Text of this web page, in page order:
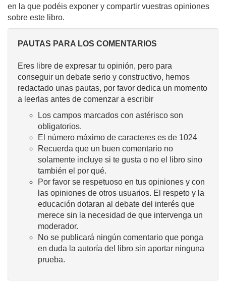
en la que podéis exponer y compartir vuestras opiniones
sobre este libro.
PAUTAS PARA LOS COMENTARIOS
Eres libre de expresar tu opinión, pero para
conseguir un debate serio y constructivo, hemos
redactado unas pautas, por favor dedica un momento
a leerlas antes de comenzar a escribir
Los campos marcados con astérisco son
obligatorios.
El número máximo de caracteres es de 1024
Recuerda que un buen comentario no
solamente incluye si te gusta o no el libro sino
también el por qué.
Por favor se respetuoso en tus opiniones y con
las opiniones de otros usuarios. El respeto y la
educación dotaran al debate del interés que
merece sin la necesidad de que intervenga un
moderador.
No se publicará ningún comentario que ponga
en duda la autoría del libro sin aportar ninguna
prueba.